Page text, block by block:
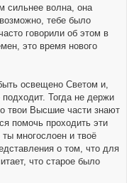
сильнее волна, она
тебе было
говорили об этом в
это время нового
освещено Светом и,
Тогда не держи
твои Высшие части знают
помочь проходить эти
многослоен и твоё
о том, что для
что старое было